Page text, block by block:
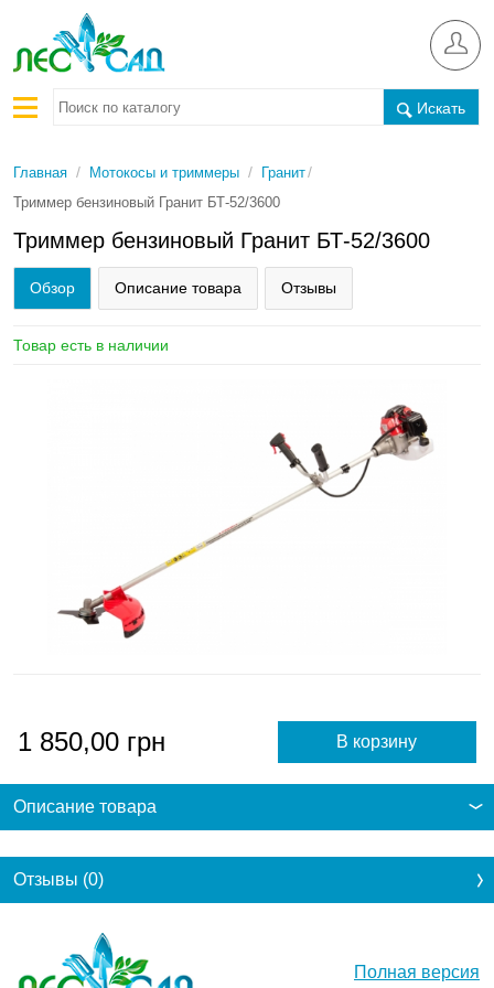
Искать
Главная / Мотокосы и триммеры / Гранит/
Триммер бензиновый Гранит БТ-52/3600
Триммер бензиновый Гранит БТ-52/3600
Обзор Описание товара Отзывы
Товар есть в наличии
1 850,00 грн
Описание товара
Отзывы (0)
Полная версия